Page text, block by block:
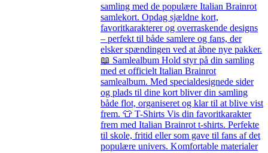
samling med de populære Italian Brainrot
samlekort. Opdag sjældne kort,
favoritkarakterer og overraskende designs
– perfekt til både samlere og fans, der
elsker spændingen ved at åbne nye pakker.
📖 Samlealbum Hold styr på din samling
med et officielt Italian Brainrot
samlealbum. Med specialdesignede sider
og plads til dine kort bliver din samling
både flot, organiseret og klar til at blive vist
frem. 👕 T-Shirts Vis din favoritkarakter
frem med Italian Brainrot t-shirts. Perfekte
til skole, fritid eller som gave til fans af det
populære univers. Komfortable materialer